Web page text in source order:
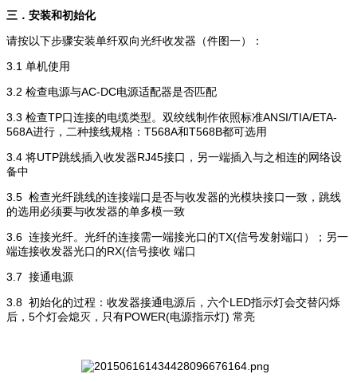
三．安装和初始化
请按以下步骤安装单纤双向光纤收发器（件图一）：
3.1 单机使用
3.2 检查电源与AC-DC电源适配器是否匹配
3.3 检查TP口连接的电缆类型。双绞线制作依照标准ANSI/TIA/ETA-
568A进行，二种接线规格：T568A和T568B都可选用
3.4 将UTP跳线插入收发器RJ45接口，另一端插入与之相连的网络设
备中
3.5 检查光纤跳线的连接端口是否与收发器的光模块接口一致，跳线
的选用必须要与收发器的单多模一致
3.6 连接光纤。光纤的连接需一端接光口的TX(信号发射端口）；另一
端连接收发器光口的RX(信号接收 端口
3.7 接通电源
3.8 初始化的过程：收发器接通电源后，六个LED指示灯会交替闪烁
后，5个灯会熄灭，只有POWER(电源指示灯) 常亮